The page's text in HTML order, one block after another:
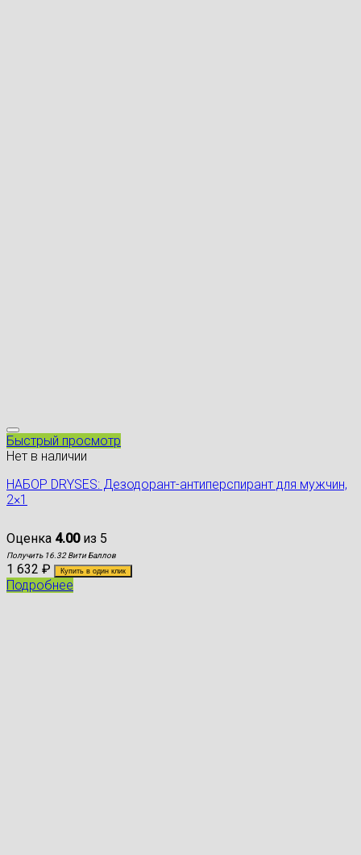
Быстрый просмотр
Нет в наличии
НАБОР DRYSES: Дезодорант-антиперспирант для мужчин,
2×1
Оценка 4.00из 5
Получить 16.32 Вити Баллов
1 632 ₽ Купить в один клик
Подробнее